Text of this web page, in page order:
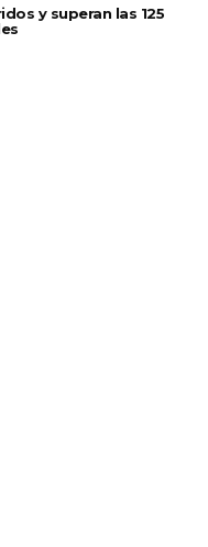
y superan las 125